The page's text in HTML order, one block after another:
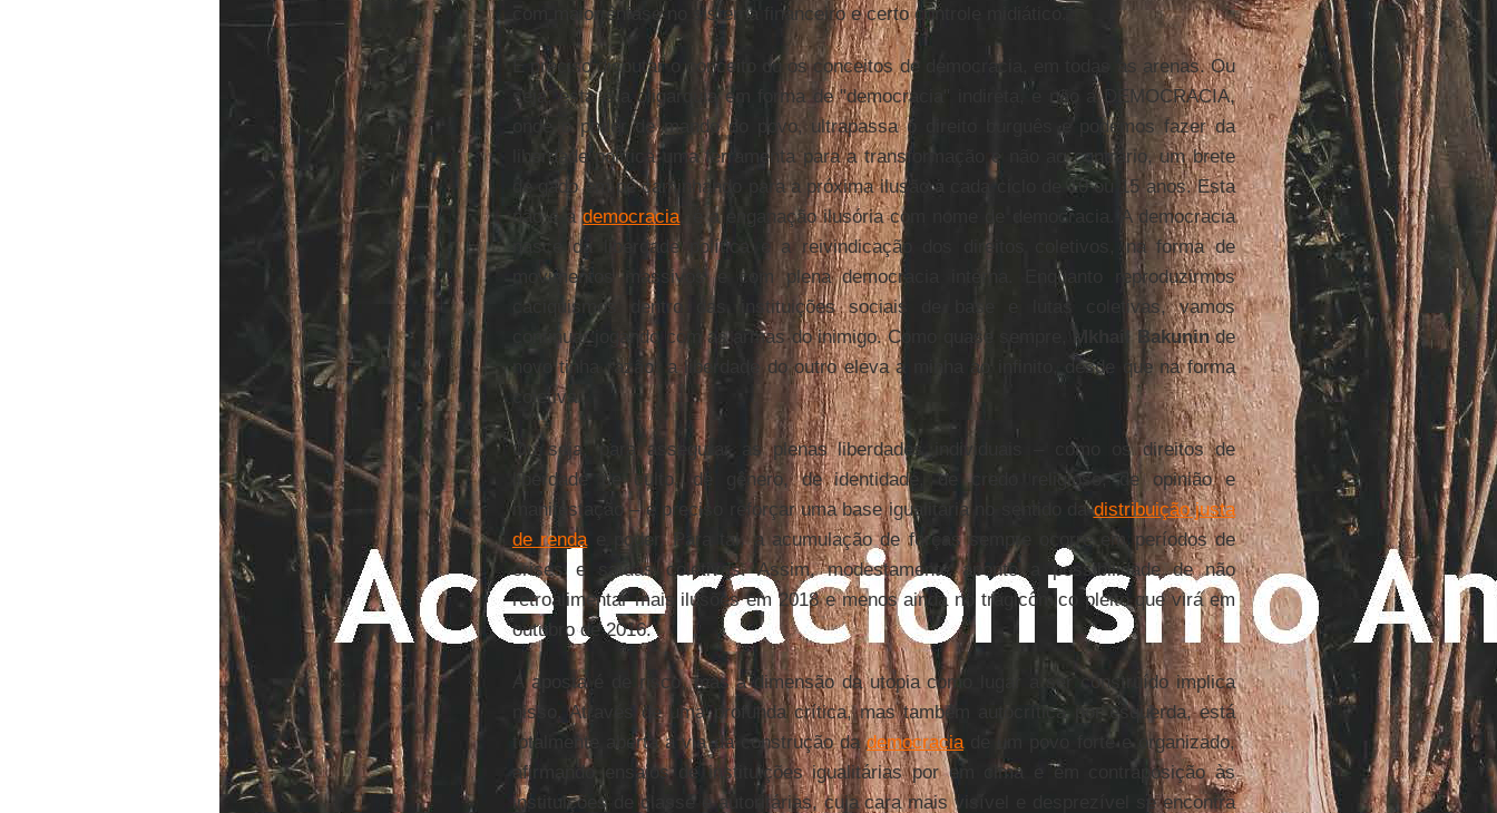
com maior ênfase no sistema financeiro e certo controle midiático.
É preciso disputar o conceito ou os conceitos de democracia, em todas as arenas. Ou
seja, esta é a oligarquia em forma de "democracia" indireta, e não a DEMOCRACIA,
onde o poder de mando do povo, ultrapassa o direito burguês e podemos fazer da
liberdade política uma ferramenta para a transformação e não ao contrário, um brete
de gado em pé caminhando para a próxima ilusão a cada ciclo de 10 ou 15 anos. Esta
não é ademocracia, é a enganação ilusória com nome de democracia. A democracia
nasce da liberdade política e a reivindicação dos direitos coletivos, na forma de
movimentos massivos e com plena democracia interna. Enquanto reproduzirmos
caciquismos dentro das instituições sociais de base e lutas coletivas, vamos
continuar jogando com as armas do inimigo. Como quase sempre,
Mkhail Bakuninde
novo tinha razão: a liberdade do outro eleva a minha ao infinito, desde que na forma
coletiva.
Ou seja, para assegurar as plenas liberdades individuais – como os direitos de
liberdade de culto, de gênero, de identidade, de credo religioso, de opinião e
manifestação – é preciso reforçar uma base igualitária no sentido dadistribuição justa
de rendae poder. Para tal, a acumulação de forças sempre ocorre em períodos de
crises e saídas coletivas. Assim, modestamente aponto a possibilidade de não
retroalimentar mais ilusões em 2018 e menos ainda no tragicômico pleito que virá em
outubro de 2016.
A aposta é de risco, mas a dimensão da utopia como lugar a ser construído implica
nisso. Através de uma profunda crítica, mas também autocrítica por esquerda, está
totalmente aberta a via da construção dademocraciade um povo forte e organizado,
afirmando ensaios de instituições igualitárias por em cima e em contraposição às
instituições de classe e autoritárias, cuja cara mais visível e desprezível se encontra